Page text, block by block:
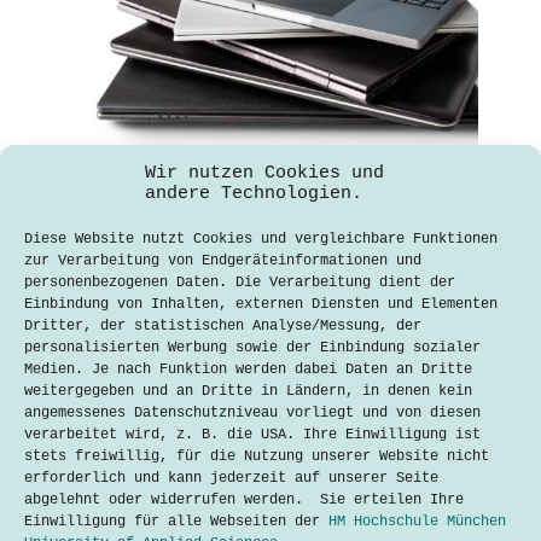
Wir nutzen Cookies und
andere Technologien.
Diese Website nutzt Cookies und vergleichbare Funktionen
zur Verarbeitung von Endgeräteinformationen und
personenbezogenen Daten. Die Verarbeitung dient der
Einbindung von Inhalten, externen Diensten und Elementen
Dritter, der statistischen Analyse/Messung, der
personalisierten Werbung sowie der Einbindung sozialer
Medien. Je nach Funktion werden dabei Daten an Dritte
weitergegeben und an Dritte in Ländern, in denen kein
angemessenes Datenschutzniveau vorliegt und von diesen
verarbeitet wird, z. B. die USA. Ihre Einwilligung ist
stets freiwillig, für die Nutzung unserer Website nicht
erforderlich und kann jederzeit auf unserer Seite
abgelehnt oder widerrufen werden. Sie erteilen Ihre
Einwilligung für alle Webseiten der HM Hochschule München
An Weihnachten einen Laptop kaufen?
Erik Bornemann
25. November 2021
Der morgige „Black Friday“ am 26.
November und ähnliche Angebote
könnten dieses Jahr weniger
reichhaltig ausfallen als in den
letzten Jahren. Grund dafür ist eine
Verschärfung von Lieferengpässen im
Elektronikbereich. Auslöser dafür ist
die Knappheit an Halbleitern und
Computerchips. Durch…
Lesen
An